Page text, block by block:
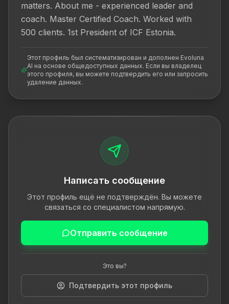
matters. About me - experienced leader and
coach. Master Certified Coach. Worked with
500 clients. 1st President of ICF Estonia.
Этот профиль был систематизирован и дополнен Evoluna
AI на основе общедоступных данных. Если вы владелец
этого профиля, вы можете подтвердить его или запросить
удаление данных.
Написать сообщение
Этот профиль ещё не подтверждён. Вы можете
связаться со специалистом напрямую.
Отправить сообщение
Это вы?
Подтвердить этот профиль